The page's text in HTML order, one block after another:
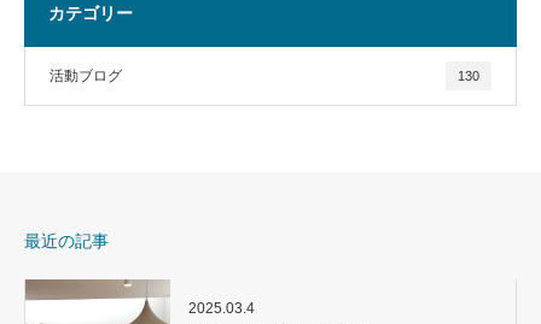
カテゴリー
活動ブログ 130
最近の記事
2025.03.4